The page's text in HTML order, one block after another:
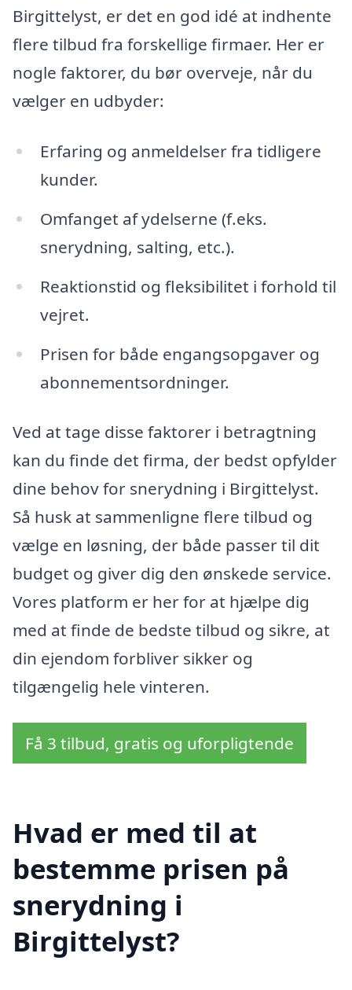
Birgittelyst, er det en god idé at indhente
flere tilbud fra forskellige firmaer. Her er
nogle faktorer, du bør overveje, når du
vælger en udbyder:
Erfaring og anmeldelser fra tidligere
kunder.
Omfanget af ydelserne (f.eks.
snerydning, salting, etc.).
Reaktionstid og fleksibilitet i forhold til
vejret.
Prisen for både engangsopgaver og
abonnementsordninger.
Ved at tage disse faktorer i betragtning
kan du finde det firma, der bedst opfylder
dine behov for snerydning i Birgittelyst.
Så husk at sammenligne flere tilbud og
vælge en løsning, der både passer til dit
budget og giver dig den ønskede service.
Vores platform er her for at hjælpe dig
med at finde de bedste tilbud og sikre, at
din ejendom forbliver sikker og
tilgængelig hele vinteren.
Få 3 tilbud, gratis og uforpligtende
Hvad er med til at
bestemme prisen på
snerydning i
Birgittelyst?